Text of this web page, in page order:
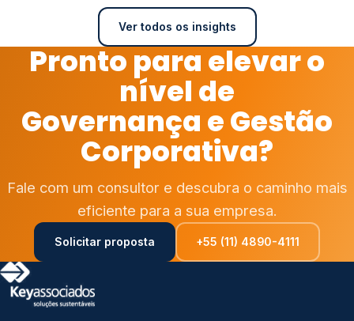
Ver todos os insights
Pronto para elevar o
nível de
Governança e Gestão
Corporativa?
Fale com um consultor e descubra o caminho mais
eficiente para a sua empresa.
Solicitar proposta +55 (11) 4890-4111